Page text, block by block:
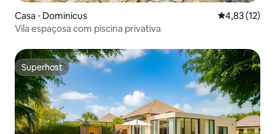
Casa ⋅ Dominicus 4,83 de uma
4,83 (12)
Vila espaçosa com piscina privativa
Superhost
Superhost